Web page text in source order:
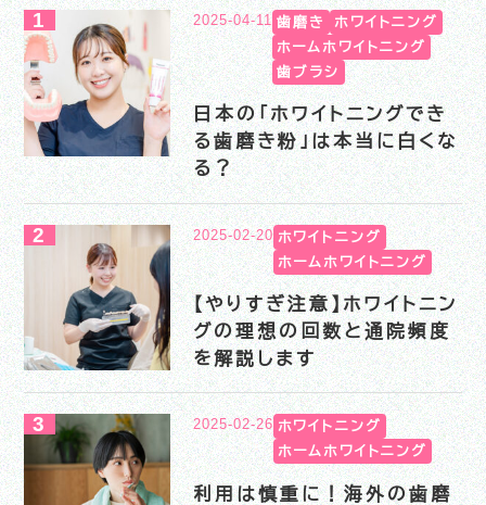
2025-04-11 歯磨き
ホワイトニング
ホームホワイトニング
歯ブラシ
日本の「ホワイトニングでき
る歯磨き粉」は本当に白くな
る？
2025-02-20 ホワイトニング
ホームホワイトニング
【やりすぎ注意】ホワイトニン
グの理想の回数と通院頻度
を解説します
2025-02-26 ホワイトニング
ホームホワイトニング
利用は慎重に！海外の歯磨